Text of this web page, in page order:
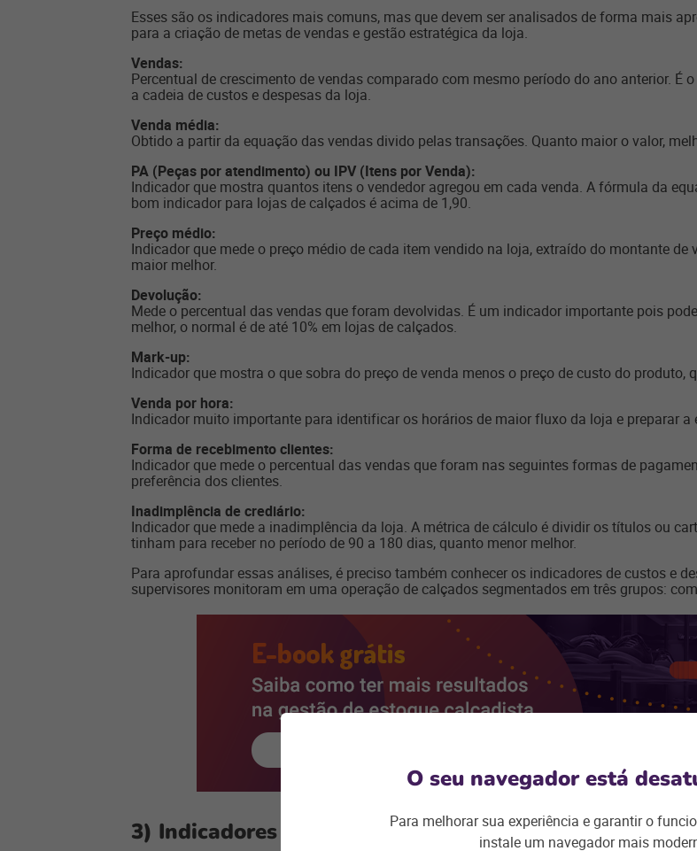
Esses são os indicadores mais comuns, mas que devem ser analisados de forma mais
para a criação de metas de vendas e gestão estratégica da loja.
Vendas:
Percentual de crescimento de vendas comparado com mesmo período do ano anterior.
a cadeia de custos e despesas da loja.
Venda média:
Obtido a partir da equação das vendas divido pelas transações. Quanto maior o valor,
PA (Peças por atendimento) ou IPV (Itens por Venda):
Indicador que mostra quantos itens o vendedor agregou em cada venda. A fórmula da
bom indicador para lojas de calçados é acima de 1,90.
Preço médio:
Indicador que mede o preço médio de cada item vendido na loja, extraído do montante
maior melhor.
Devolução:
Mede o percentual das vendas que foram devolvidas. É um indicador importante pois
melhor, o normal é de até 10% em lojas de calçados.
Mark-up:
Indicador que mostra o que sobra do preço de venda menos o preço de custo do produto,
Venda por hora:
Indicador muito importante para identificar os horários de maior fluxo da loja e preparar a
Forma de recebimento clientes:
Indicador que mede o percentual das vendas que foram nas seguintes formas de
preferência dos clientes.
Inadimplência de crediário:
Indicador que mede a inadimplência da loja. A métrica de cálculo é dividir os títulos ou
tinham para receber no período de 90 a 180 dias, quanto menor melhor.
Para aprofundar essas análises, é preciso também conhecer os indicadores de custos e
supervisores monitoram em uma operação de calçados segmentados em três grupos:
3) Indicadores de performance de compras
O seu navegador está
Para melhorar sua experiência e garantir o
instale um navegador mais